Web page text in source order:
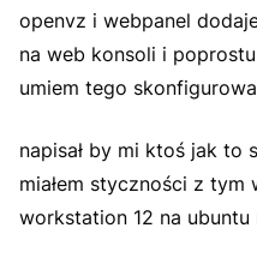
openvz i webpanel
na web konsoli i
umiem tego
napisał by mi ktoś jak to
miałem styczności z
workstation 12 na